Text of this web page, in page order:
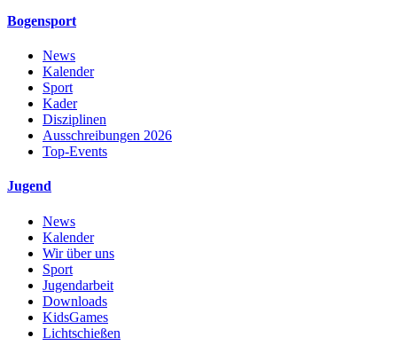
Bogensport
News
Kalender
Sport
Kader
Disziplinen
Ausschreibungen 2026
Top-Events
Jugend
News
Kalender
Wir über uns
Sport
Jugendarbeit
Downloads
KidsGames
Lichtschießen